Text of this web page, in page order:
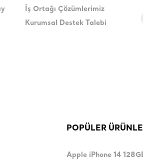
İş Ortağı Çözümlerimiz
Kurumsal Destek Talebi
POPÜLER
Apple iPhone 14